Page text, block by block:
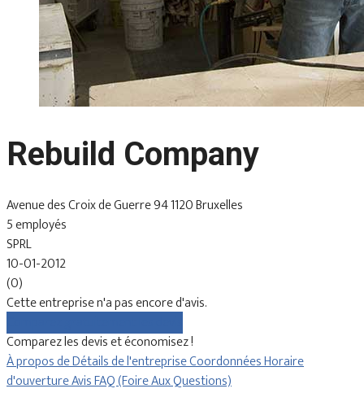
Rebuild Company
Avenue des Croix de Guerre 94 1120 Bruxelles
5 employés
SPRL
10-01-2012
(0)
Cette entreprise n'a pas encore d'avis.
Comparez les devis et économisez !
À propos deDétails de l'entrepriseCoordonnéesHoraire
d'ouvertureAvisFAQ (Foire Aux Questions)